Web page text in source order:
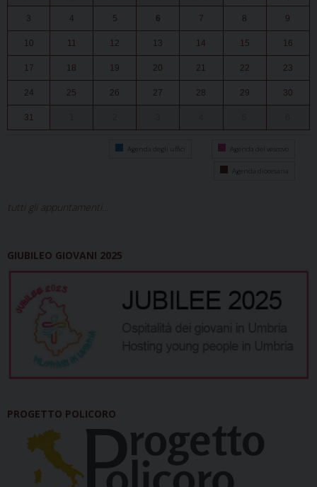
3 4 5 6 7 8 9
10 11 12 13 14 15 16
17 18 19 20 21 22 23
24 25 26 27 28 29 30
31
Agenda degli uffici Agenda del vescovo
Agenda diocesana
tutti gli appuntamenti...
GIUBILEO GIOVANI 2025
PROGETTO POLICORO